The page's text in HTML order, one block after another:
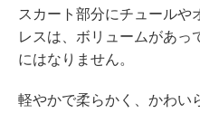
スカート部分にチュールや
レスは、ボリュームがあっ
にはなりません。
軽やかで柔らかく、かわい